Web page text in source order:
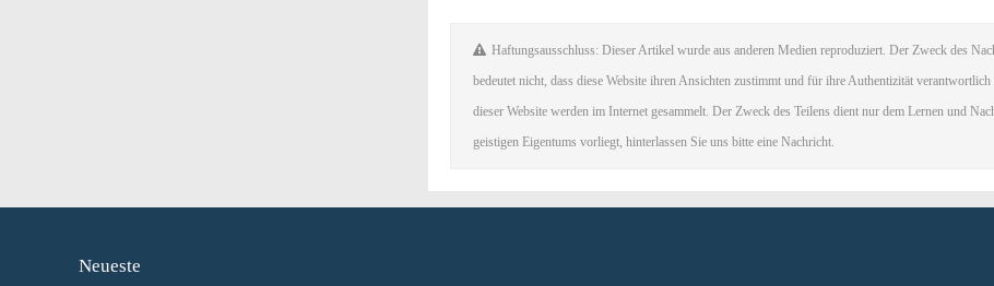
Haftungsausschluss: Dieser Artikel wurde aus anderen Medien reproduziert. Der Zweck des
bedeutet nicht, dass diese Website ihren Ansichten zustimmt und für ihre Authentizität
dieser Website werden im Internet gesammelt. Der Zweck des Teilens dient nur dem Lernen und
geistigen Eigentums vorliegt, hinterlassen Sie uns bitte eine Nachricht.
Neueste